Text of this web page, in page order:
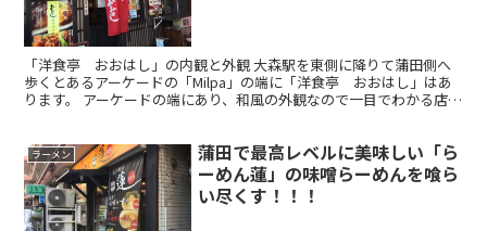
「洋食亭 おおはし」の内観と外観 大森駅を東側に降りて蒲田側へ
歩くとあるアーケードの「Milpa」の端に「洋食亭 おおはし」はあ
ります。 アーケードの端にあり、和風の外観なので一目でわかる店
ラーメン
蒲田で最高レベルに美味しい「ら
ーめん蓮」の味噌らーめんを喰ら
い尽くす！！！